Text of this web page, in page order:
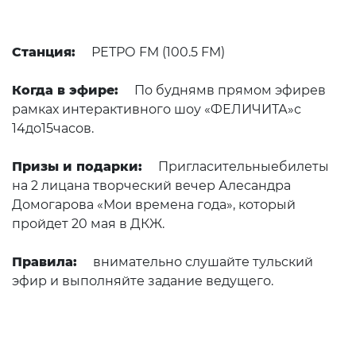
Станция: РЕТРО FM (100.5 FM)
Когда в эфире:
По буднямв прямом эфирев
рамках интерактивного шоу «ФЕЛИЧИТА»с
14до15часов.
Призы и подарки:
Пригласительныебилеты
на 2 лицана творческий вечер Алесандра
Домогарова «Мои времена года», который
пройдет 20 мая в ДКЖ.
Правила:
внимательно слушайте тульский
эфир и выполняйте задание ведущего.